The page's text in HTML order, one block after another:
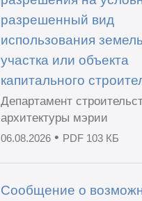
разрешенный вид
использования
участка или объекта
капитального
Департамент
архитектуры мэрии
06.08.2026• PDF 103 КБ
Сообщение о